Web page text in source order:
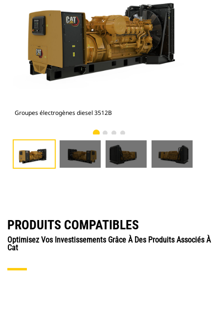
Groupes électrogènes diesel 3512B
PRODUITS COMPATIBLES
Optimisez Vos Investissements Grâce À Des Produits Associés À
Cat